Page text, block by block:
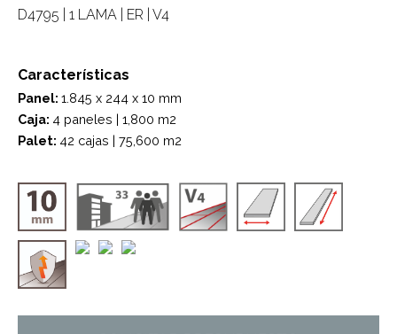
D4795 | 1 LAMA | ER | V4
Características
Panel: 1.845 x 244 x 10 mm
Caja: 4 paneles | 1,800 m2
Palet: 42 cajas | 75,600 m2